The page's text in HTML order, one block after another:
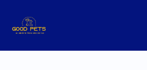
contenido